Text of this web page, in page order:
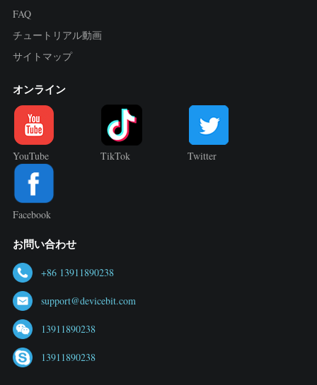
FAQ
チュートリアル動画
サイトマップ
オンライン
YouTube TikTok Twitter
Facebook
お問い合わせ
+86 13911890238
support@devicebit.com
13911890238
13911890238